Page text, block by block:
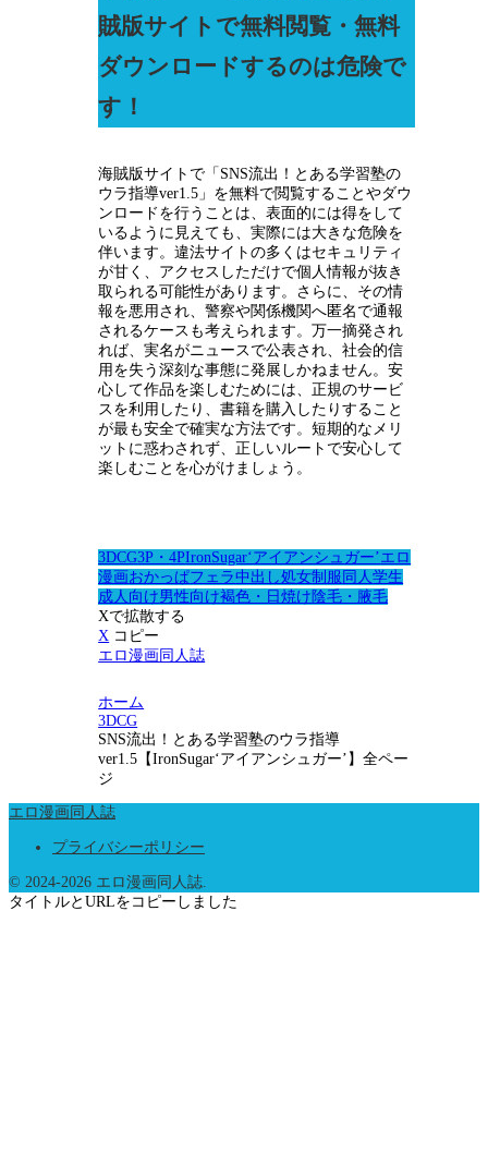
賊版サイトで無料閲覧・無料
ダウンロードするのは危険で
す！
海賊版サイトで「SNS流出！とある学習塾の
ウラ指導ver1.5」を無料で閲覧することやダウ
ンロードを行うことは、表面的には得をして
いるように見えても、実際には大きな危険を
伴います。違法サイトの多くはセキュリティ
が甘く、アクセスしただけで個人情報が抜き
取られる可能性があります。さらに、その情
報を悪用され、警察や関係機関へ匿名で通報
されるケースも考えられます。万一摘発され
れば、実名がニュースで公表され、社会的信
用を失う深刻な事態に発展しかねません。安
心して作品を楽しむためには、正規のサービ
スを利用したり、書籍を購入したりすること
が最も安全で確実な方法です。短期的なメリ
ットに惑わされず、正しいルートで安心して
楽しむことを心がけましょう。
3DCG3P・4PIronSugar‘アイアンシュガー’エロ
漫画おかっぱフェラ中出し処女制服 同人学生
成人向け男性向け褐色・日焼け 陰毛・腋毛
Xで拡散する
X コピー
エロ漫画同人誌
ホーム
3DCG
SNS流出！とある学習塾のウラ指導
ver1.5【IronSugar‘アイアンシュガー’】全ペー
ジ
エロ漫画同人誌
プライバシーポリシー
© 2024-2026 エロ漫画同人誌.
タイトルとURLをコピーしました